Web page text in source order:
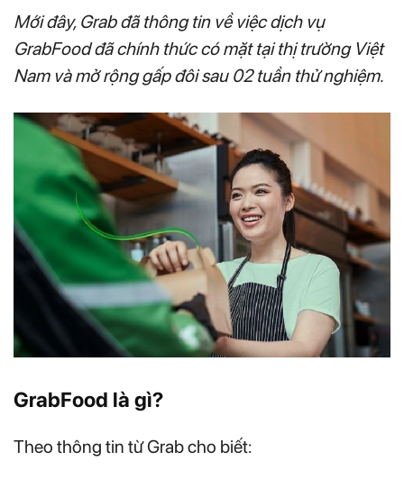
Mới đây, Grab đã thông tin về việc dịch vụ
GrabFood đã chính thức có mặt tại thị trường Việt
Nam và mở rộng gấp đôi sau 02 tuần thử nghiệm.
GrabFood là gì?
Theo thông tin từ Grab cho biết: